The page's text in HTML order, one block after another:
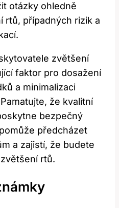
otázky ohledně
rtů, případných rizik a
zvětšení
faktor pro dosažení
a minimalizaci
že kvalitní
bezpečný
předcházet
a zajistí, že budete
rtů.